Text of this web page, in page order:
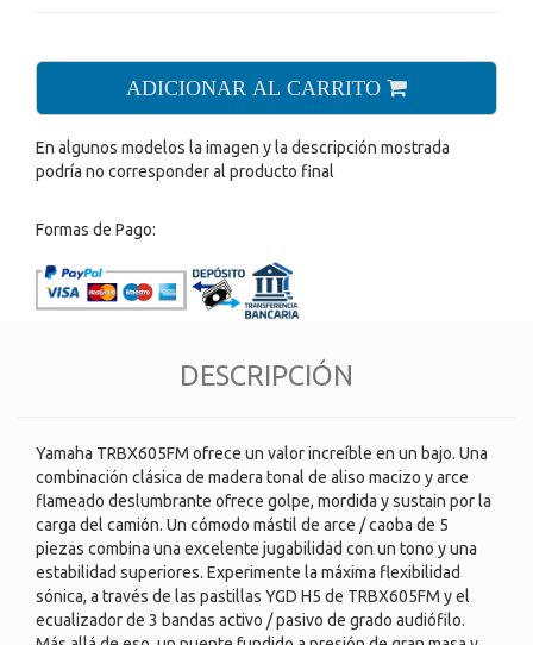
ADICIONAR AL CARRITO
En algunos modelos la imagen y la descripción mostrada
podría no corresponder al producto final
Formas de Pago:
DESCRIPCIÓN
Yamaha TRBX605FM ofrece un valor increíble en un bajo. Una
combinación clásica de madera tonal de aliso macizo y arce
flameado deslumbrante ofrece golpe, mordida y sustain por la
carga del camión. Un cómodo mástil de arce / caoba de 5
piezas combina una excelente jugabilidad con un tono y una
estabilidad superiores. Experimente la máxima flexibilidad
sónica, a través de las pastillas YGD H5 de TRBX605FM y el
ecualizador de 3 bandas activo / pasivo de grado audiófilo.